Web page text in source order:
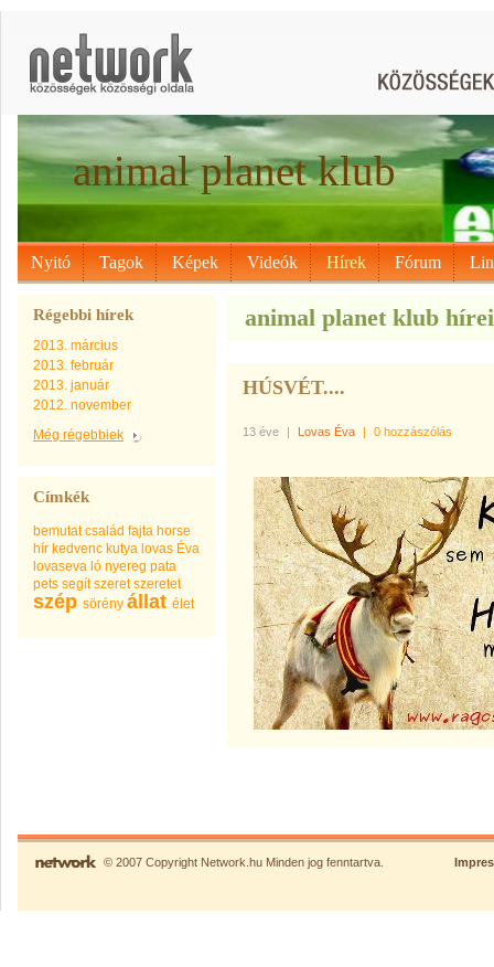
animal planet klub
Nyitó Tagok Képek Videók Hírek Fórum
Régebbi hírek
2013. március
2013. február
2013. január
2012. november
Még régebbiek
Címkék
bemutat család fajta horse
hír kedvenc kutya lovas Éva
lovaseva ló nyereg pata
pets segít szeret szeretet
szép sörény állat élet
animal planet klub
HÚSVÉT....
13 éve | Lovas Éva | 0 hozzászólás
© 2007 Copyright Network.hu Minden jog fenntartva.